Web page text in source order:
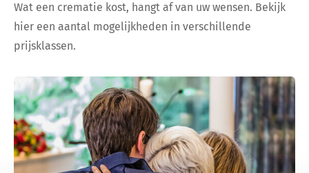
Wat een crematie kost, hangt af van uw wensen. Bekijk
hier een aantal mogelijkheden in verschillende
prijsklassen.
Bekijk tarieven voor crematie